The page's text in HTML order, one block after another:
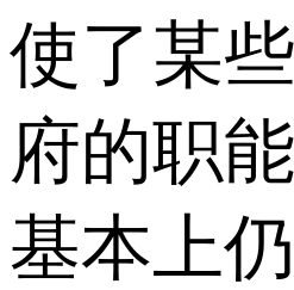
使了某
府的职
基本上